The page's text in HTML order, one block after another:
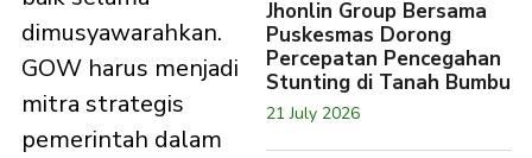
dimusyawarahkan.
GOW harus menjadi
mitra strategis
pemerintah dalam
Jhonlin Group Bersama
Puskesmas Dorong
Percepatan Pencegahan
Stunting di Tanah Bumbu
21 July 2026